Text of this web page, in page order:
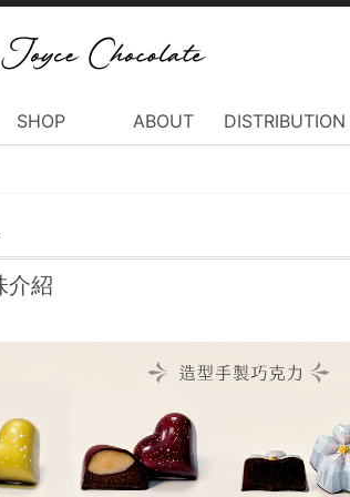
SHOP ABOUT DISTRIBUTION
介紹